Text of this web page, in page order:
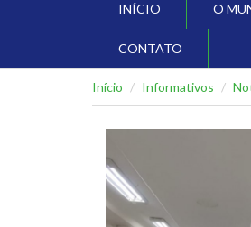
INÍCIO O
CONTATO
Início Informativos